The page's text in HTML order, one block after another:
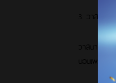
3. วาสนา
วาสนามีคว
นอนเพราะช่